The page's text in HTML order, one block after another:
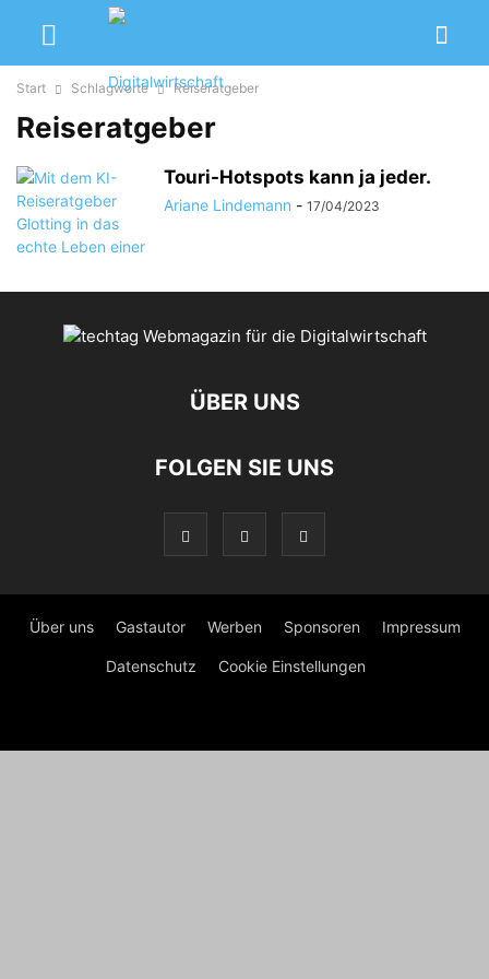
Start Schlagworte Reiseratgeber
Reiseratgeber
Touri-Hotspots kann ja jeder.
Ariane Lindemann - 17/04/2023
ÜBER UNS
FOLGEN SIE UNS
Über uns Gastautor Werben Sponsoren Impressum
Datenschutz Cookie Einstellungen